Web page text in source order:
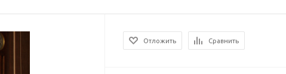
Отложить Сравнить